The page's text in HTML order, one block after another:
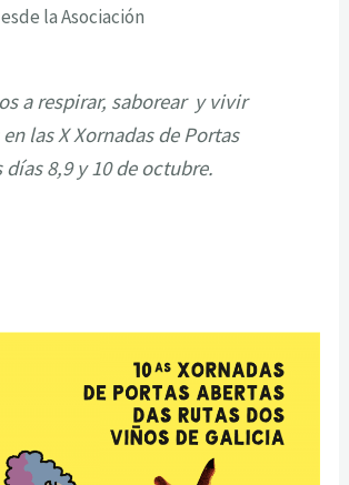
la Asociación
a respirar, saborear y vivir
las X Xornadas de Portas
días 8,9 y 10 de octubre.